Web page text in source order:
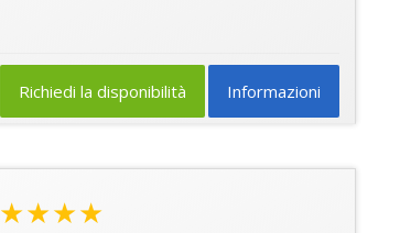
Informazioni
Richiedi la disponibilità
★★★★